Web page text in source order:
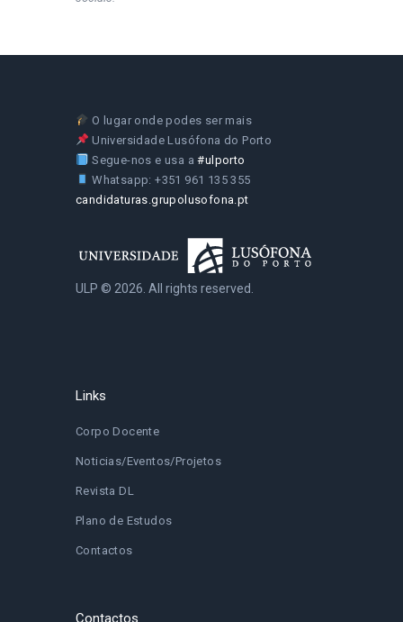
O lugar onde podes ser mais
Universidade Lusófona do Porto
Segue-nos e usa a#ulporto
Whatsapp: +351 961 135 355
candidaturas.grupolusofona.pt
ULP © 2026. All rights reserved.
Links
Corpo Docente
Noticias/Eventos/Projetos
Revista DL
Plano de Estudos
Contactos
Contactos